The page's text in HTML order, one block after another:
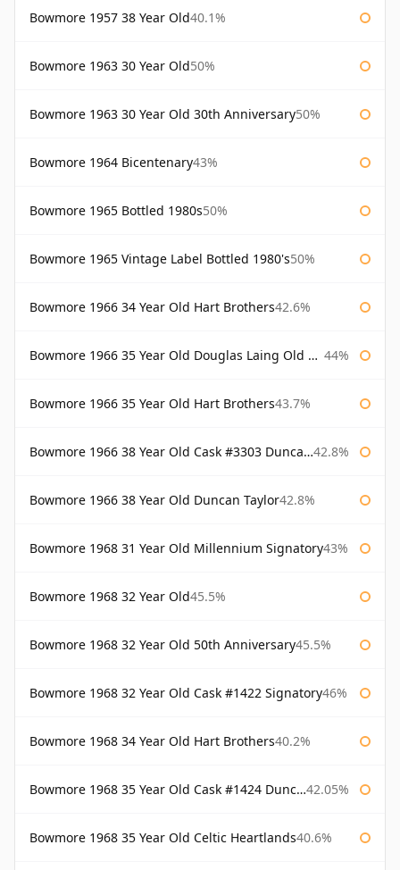
Bowmore 1957 38 Year Old40.1%
Bowmore 1963 30 Year Old50%
Bowmore 1963 30 Year Old 30th Anniversary50%
Bowmore 1964 Bicentenary43%
Bowmore 1965 Bottled 1980s50%
Bowmore 1965 Vintage Label Bottled 1980's50%
Bowmore 1966 34 Year Old Hart Brothers42.6%
Bowmore 1966 35 Year Old Douglas Laing Old Malt Cask 44%
Bowmore 1966 35 Year Old Hart Brothers43.7%
Bowmore 1966 38 Year Old Cask #3303 Duncan Taylor 42.8%
Bowmore 1966 38 Year Old Duncan Taylor42.8%
Bowmore 1968 31 Year Old Millennium Signatory43%
Bowmore 1968 32 Year Old45.5%
Bowmore 1968 32 Year Old 50th Anniversary45.5%
Bowmore 1968 32 Year Old Cask #1422 Signatory46%
Bowmore 1968 34 Year Old Hart Brothers40.2%
Bowmore 1968 35 Year Old Cask #1424 Duncan Taylor 42.05%
Bowmore 1968 35 Year Old Celtic Heartlands40.6%